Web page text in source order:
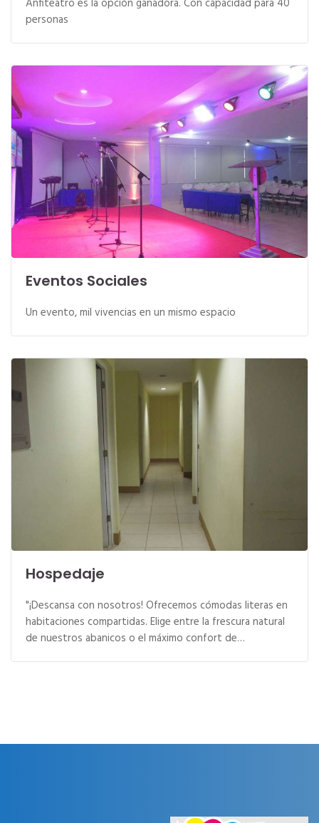
personas
Eventos Sociales
Un evento, mil vivencias en un mismo espacio
Hospedaje
"¡Descansa con nosotros! Ofrecemos cómodas literas en
habitaciones compartidas. Elige entre la frescura natural
de nuestros abanicos o el máximo confort de…